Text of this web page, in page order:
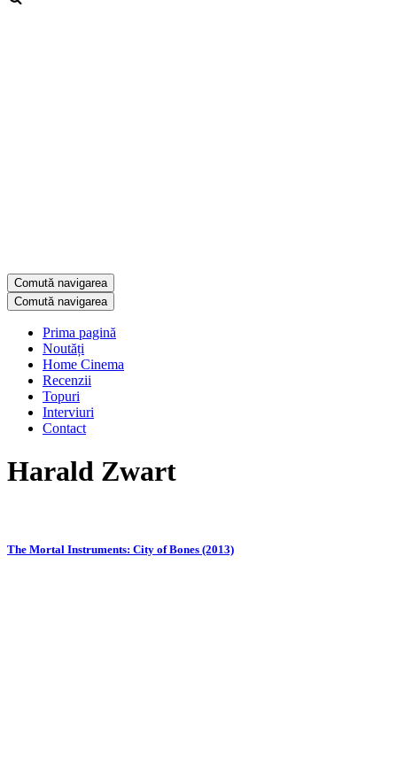
Comută navigarea
Comută navigarea
Prima pagină
Noutăți
Home Cinema
Recenzii
Topuri
Interviuri
Contact
Harald Zwart
The Mortal Instruments: City of Bones (2013)